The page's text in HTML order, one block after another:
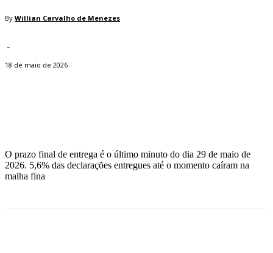
By Willian Carvalho de Menezes
-
18 de maio de 2026
O prazo final de entrega é o último minuto do dia 29 de maio de
2026. 5,6% das declarações entregues até o momento caíram na
malha fina